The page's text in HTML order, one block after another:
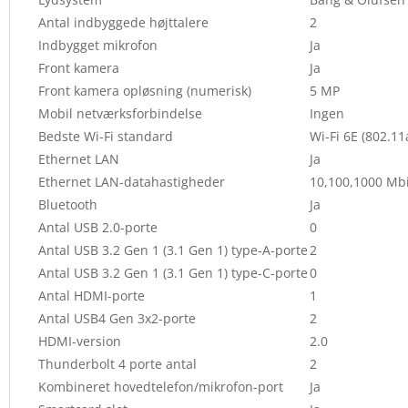
Antal indbyggede højttalere
2
Indbygget mikrofon
Ja
Front kamera
Ja
Front kamera opløsning (numerisk)
5 MP
Mobil netværksforbindelse
Ingen
Bedste Wi-Fi standard
Wi-Fi 6E
Ethernet LAN
Ja
Ethernet LAN-datahastigheder
10,100,1000
Bluetooth
Ja
Antal USB 2.0-porte
0
Antal USB 3.2 Gen 1 (3.1 Gen 1) type-A-porte 2
Antal USB 3.2 Gen 1 (3.1 Gen 1) type-C-porte0
Antal HDMI-porte
1
Antal USB4 Gen 3x2-porte
2
HDMI-version
2.0
Thunderbolt 4 porte antal
2
Kombineret hovedtelefon/mikrofon-port
Ja